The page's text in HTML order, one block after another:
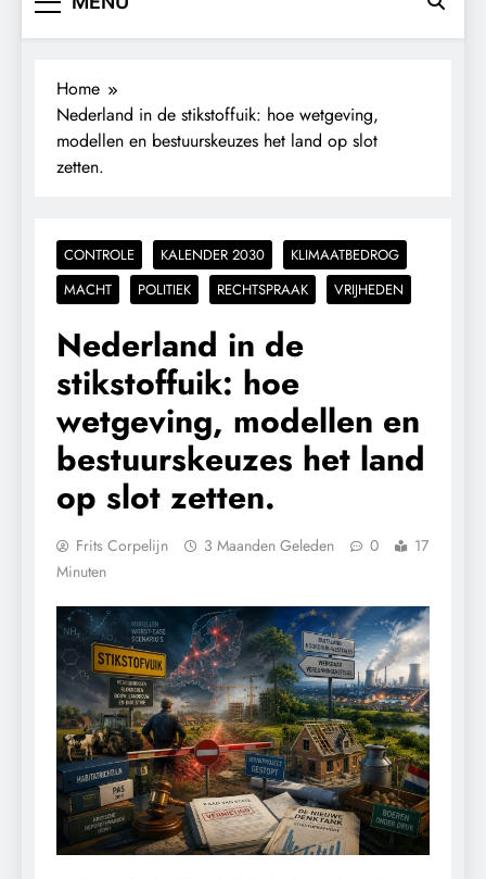
Home
Nederland in de stikstoffuik: hoe wetgeving,
modellen en bestuurskeuzes het land op slot
zetten.
CONTROLE KALENDER 2030
KLIMAATBEDROG
MACHT
POLITIEK RECHTSPRAAK VRIJHEDEN
Nederland in de
stikstoffuik: hoe
wetgeving, modellen en
bestuurskeuzes het land
op slot zetten.
Frits Corpelijn 3 Maanden Geleden 0
17
Minuten